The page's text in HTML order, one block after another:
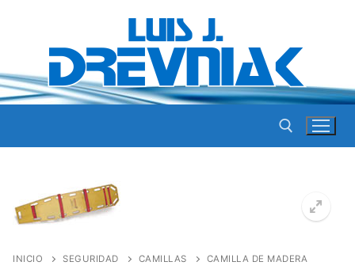
contenido
INICIO SEGURIDAD CAMILLAS CAMILLA DE MADERA